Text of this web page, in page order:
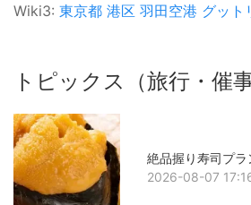
Wiki3: 東京都 港区 羽田空港 グット
トピックス（旅行・催事
絶品握り寿司プラ
2026-08-07